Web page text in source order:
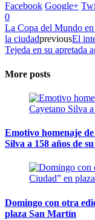
Facebook Google+
0
La Copa del Mundo en
la ciudadpreviousEl
Tejeda en su apretada
More posts
Emotivo homenaje
Silva a 158 años de
Domingo con otra
plaza San Martín